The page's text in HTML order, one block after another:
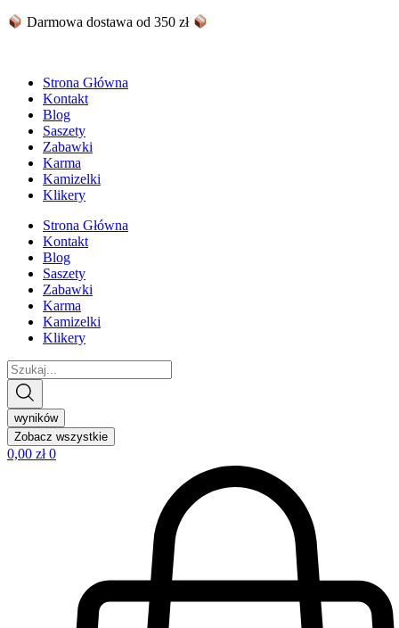
SkipDarmowa dostawa od 350 zł
Strona Główna
Kontakt
Blog
Saszety
Zabawki
Karma
Kamizelki
Klikery
Strona Główna
Kontakt
Blog
Saszety
Zabawki
Karma
Kamizelki
Klikery
Search
...
wyników
Zobacz wszystkie
0,00 zł 0